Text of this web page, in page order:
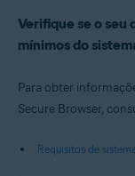
Verifique se o seu
mínimos do
Para obter
Secure Browser,
Requisitos de